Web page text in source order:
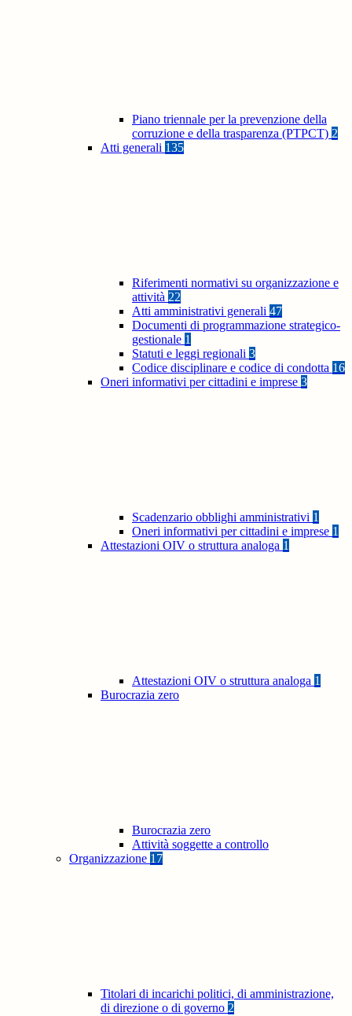
Piano triennale per la prevenzione della
corruzione e della trasparenza (PTPCT) 2
Atti generali 135
Riferimenti normativi su organizzazione e
attività 22
Atti amministrativi generali 47
Documenti di programmazione strategico-
gestionale 1
Statuti e leggi regionali 3
Codice disciplinare e codice di condotta 16
Oneri informativi per cittadini e imprese 3
Scadenzario obblighi amministrativi 1
Oneri informativi per cittadini e imprese 1
Attestazioni OIV o struttura analoga 1
Attestazioni OIV o struttura analoga 1
Burocrazia zero
Burocrazia zero
Attività soggette a controllo
Organizzazione 17
Titolari di incarichi politici, di amministrazione,
di direzione o di governo 2